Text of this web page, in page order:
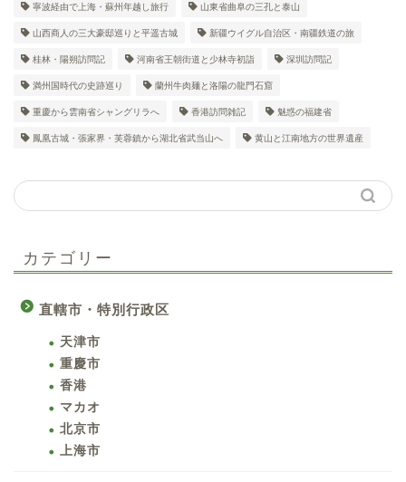
寧波経由で上海・蘇州年越し旅行 山東省曲阜の三孔と泰山
山西商人の三大豪邸巡りと平遥古城 新疆ウイグル自治区・南疆鉄道の旅
桂林・陽朔訪問記 河南省王朝街道と少林寺初詣 深圳訪問記
満州国時代の史跡巡り 蘭州牛肉麺と洛陽の龍門石窟
重慶から雲南省シャングリラへ 香港訪問雑記 魅惑の福建省
鳳凰古城・張家界・芙蓉鎮から湖北省武当山へ 黄山と江南地方の世界遺産
カテゴリー
直轄市・特別行政区
天津市
重慶市
香港
マカオ
北京市
上海市